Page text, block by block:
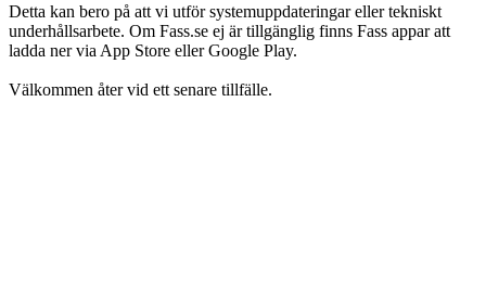
Detta kan bero på att vi utför systemuppdateringar eller tekniskt
underhållsarbete. Om Fass.se ej är tillgänglig finns Fass appar att
ladda ner via App Store eller Google Play.
Välkommen åter vid ett senare tillfälle.